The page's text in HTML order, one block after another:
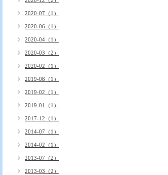
2020-07（1）
2020-06（1）
2020-04（1）
2020-03（2）
2020-02（1）
2019-08（1）
2019-02（1）
2019-01（1）
2017-12（1）
2014-07（1）
2014-02（1）
2013-07（2）
2013-03（2）